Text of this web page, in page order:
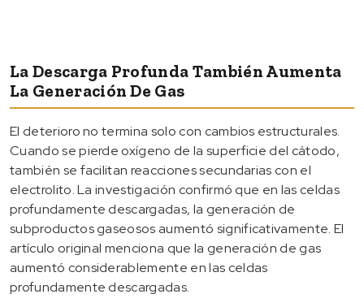
La Descarga Profunda También Aumenta
La Generación De Gas
El deterioro no termina solo con cambios estructurales.
Cuando se pierde oxígeno de la superficie del cátodo,
también se facilitan reacciones secundarias con el
electrolito. La investigación confirmó que en las celdas
profundamente descargadas, la generación de
subproductos gaseosos aumentó significativamente. El
artículo original menciona que la generación de gas
aumentó considerablemente en las celdas
profundamente descargadas.